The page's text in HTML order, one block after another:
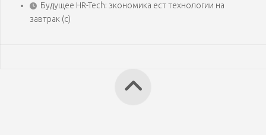
Будущее HR-Tech: экономика ест технологии на
завтрак (с)